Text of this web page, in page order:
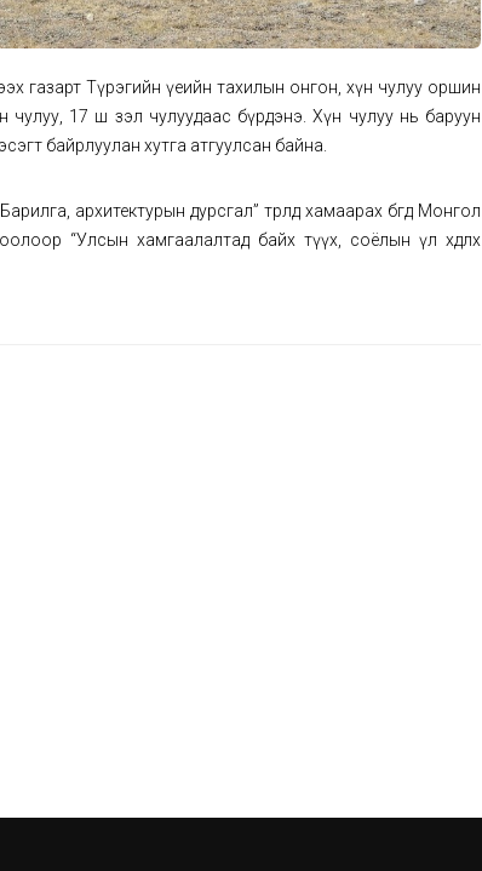
газарт Түрэгийн үеийн тахилын онгон, хүн чулуу оршин
17 ш зэл чулуудаас бүрдэнэ. Хүн чулуу нь баруун
байрлуулан хутга атгуулсан байна.
архитектурын дурсгал” төрөлд хамаарах бөгөөд Монгол
“Улсын хамгаалалтад байх түүх, соёлын үл хөдлөх